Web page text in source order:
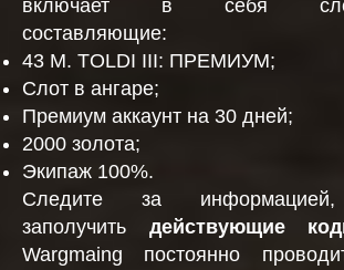
включает в себя
составляющие:
43 M. TOLDI III: ПРЕМИУМ;
Слот в ангаре;
Премиум аккаунт на 30 дней;
2000 золота;
Экипаж 100%.
Следите за
заполучить действующие
Wargmaing постоянно